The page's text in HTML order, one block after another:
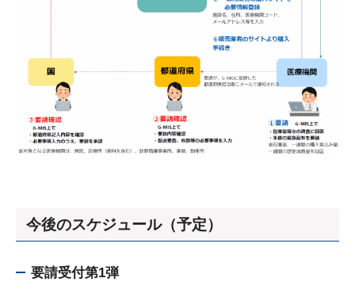
今後のスケジュール（予定）
要請受付第1弾